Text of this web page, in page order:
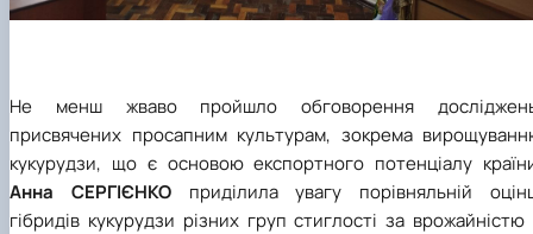
Не менш жваво пройшло обговорення
присвячених просапним культурам, зокрема
кукурудзи, що є основою експортного потенціалу
Анна СЕРГІЄНКО приділила увагу порівняльній
гібридів кукурудзи різних груп стиглості за врожайністю